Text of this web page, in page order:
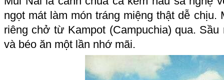
ngọt mát làm món tráng miệng thật dễ chịu.
riêng chở từ Kampot (Campuchia) qua.
và béo ăn một lần nhớ mãi.